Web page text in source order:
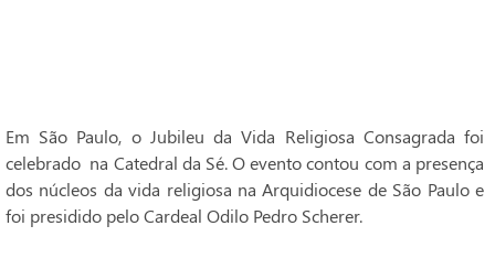
Em São Paulo, o Jubileu da Vida Religiosa Consagrada foi
celebrado na Catedral da Sé. O evento contou com a presença
dos núcleos da vida religiosa na Arquidiocese de São Paulo e
foi presidido pelo Cardeal Odilo Pedro Scherer.